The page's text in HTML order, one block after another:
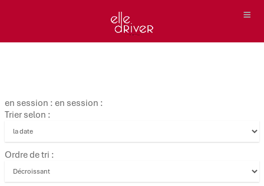
en session : en session :
Trier selon :
Ordre de tri :